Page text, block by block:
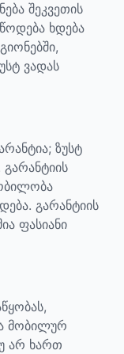
შეკვეთის
ხდება
ვადას
ზუსტ
გარანტიის
გარანტიის
ფასიანი
მობილურ
არ ხართ